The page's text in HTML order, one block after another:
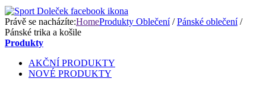
Právě se nacházíte:HomeProdukty Oblečení/Pánské oblečení/
Pánské trika a košile
Produkty
AKČNÍ PRODUKTY
NOVÉ PRODUKTY